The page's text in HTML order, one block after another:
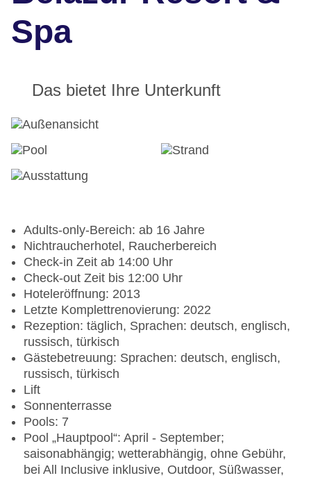
Spa
Das bietet Ihre Unterkunft
Adults-only-Bereich: ab 16 Jahre
Nichtraucherhotel, Raucherbereich
Check-in Zeit ab 14:00 Uhr
Check-out Zeit bis 12:00 Uhr
Hoteleröffnung: 2013
Letzte Komplettrenovierung: 2022
Rezeption: täglich, Sprachen: deutsch, englisch,
russisch, türkisch
Gästebetreuung: Sprachen: deutsch, englisch,
russisch, türkisch
Lift
Sonnenterrasse
Pools: 7
Pool „Hauptpool“: April - September;
saisonabhängig; wetterabhängig, ohne Gebühr,
bei All Inclusive inklusive, Outdoor, Süßwasser,